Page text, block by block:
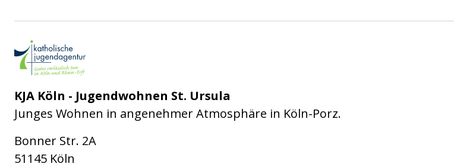
KJA Köln - Jugendwohnen St. Ursula
Junges Wohnen in angenehmer Atmosphäre in Köln-Porz.
Bonner Str. 2A
51145 Köln